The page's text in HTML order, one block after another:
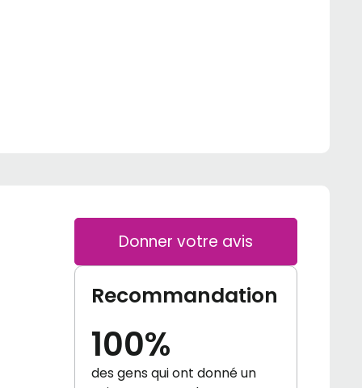
Donner votre avis
Recommandation
100%
des gens qui ont donné un